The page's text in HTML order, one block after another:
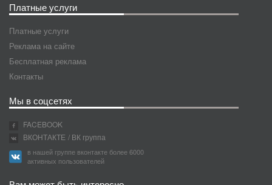
Платные услуги
Платные услуги
Реклама на сайте
Бесплатная реклама
Контакты
Мы в соцсетях
FACEBOOK
ВКОНТАКТЕ / ВК группа
в нашей группе вконтакте более 6000
активных пользователей